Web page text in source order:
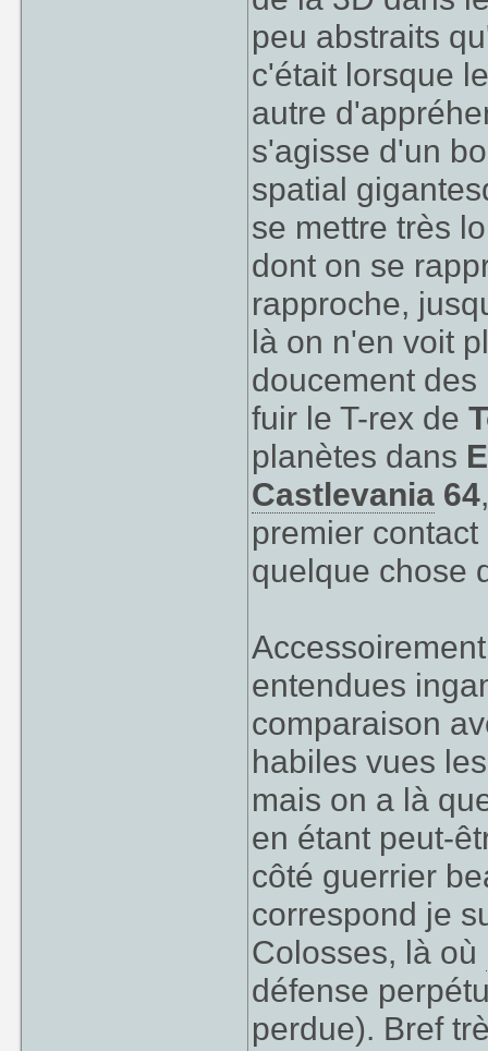
peu abstraits
c'était lorsque
autre
s'agisse d'un
spatial
se mettre très
dont on se
rapproche,
là on n'en voit
doucement
fuir le T-rex de
planètes dans
Castlevania 64
premier
quelque chose
entendues
comparaison
habiles vues
mais on a là
en étant peut-
côté guerrier
correspond je
Colosses, là où
défense
perdue). Bref